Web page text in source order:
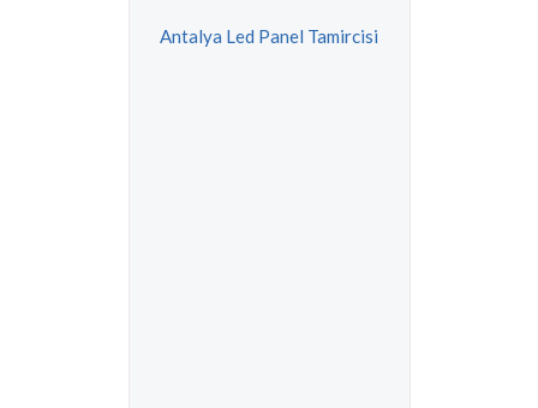
Antalya Led Panel Tamircisi